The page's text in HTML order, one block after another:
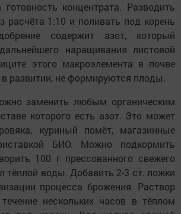
концентрата. Разводить
расчёта 1:10 и поливать под корень
содержит азот, который
наращивания листовой
этого макроэлемента в почве
в развитии, не формируются плоды.
заменить любым органическим
которого есть азот. Это может
куриный помёт, магазинные
БИО. Можно подкормить
100 г прессованного свежего
тёплой воды. Добавить 2-3 ст. ложки
процесса брожения. Раствор
нескольких часов в тёплом